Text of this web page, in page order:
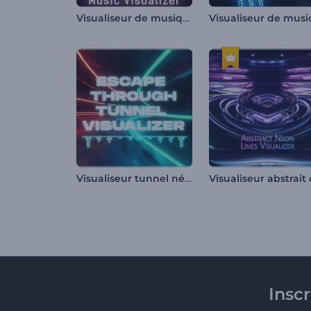
Visualiseur de musique Cyber Beats
Visualiseur tunnel néon